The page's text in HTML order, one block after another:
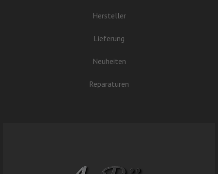
Hersteller
Lieferung
Neuheiten
Reparaturen